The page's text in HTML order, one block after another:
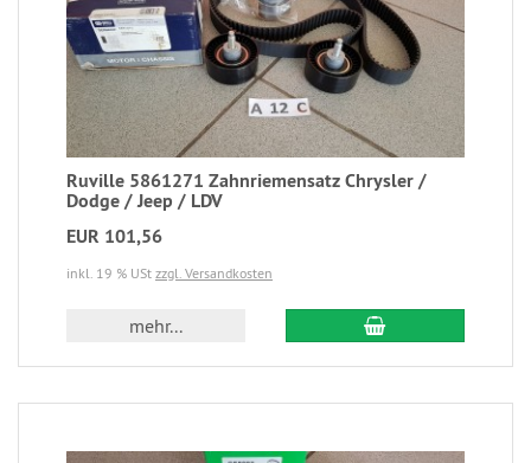
Ruville 5861271 Zahnriemensatz Chrysler /
Dodge / Jeep / LDV
EUR 101,56
inkl. 19 % USt zzgl. Versandkosten
mehr...